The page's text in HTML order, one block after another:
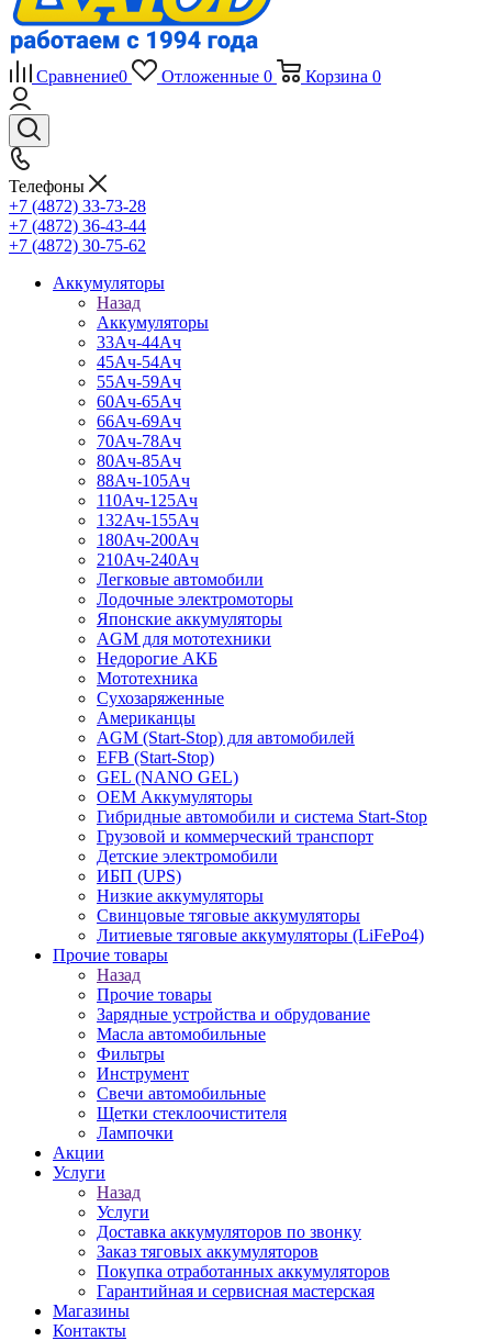
Сравнение0 Отложенные 0 Корзина 0
Телефоны
+7 (4872) 33-73-28
+7 (4872) 36-43-44
+7 (4872) 30-75-62
Аккумуляторы
Назад
Аккумуляторы
33Ач-44Ач
45Ач-54Ач
55Ач-59Ач
60Ач-65Ач
66Ач-69Ач
70Ач-78Ач
80Ач-85Ач
88Ач-105Ач
110Ач-125Ач
132Ач-155Ач
180Ач-200Ач
210Ач-240Ач
Легковые автомобили
Лодочные электромоторы
Японские аккумуляторы
AGM для мототехники
Недорогие АКБ
Мототехника
Сухозаряженные
Американцы
AGM (Start-Stop) для автомобилей
EFB (Start-Stop)
GEL (NANO GEL)
OEM Аккумуляторы
Гибридные автомобили и система Start-Stop
Грузовой и коммерческий транспорт
Детские электромобили
ИБП (UPS)
Низкие аккумуляторы
Свинцовые тяговые аккумуляторы
Литиевые тяговые аккумуляторы (LiFePo4)
Прочие товары
Назад
Прочие товары
Зарядные устройства и обрудование
Масла автомобильные
Фильтры
Инструмент
Свечи автомобильные
Щетки стеклоочистителя
Лампочки
Акции
Услуги
Назад
Услуги
Доставка аккумуляторов по звонку
Заказ тяговых аккумуляторов
Покупка отработанных аккумуляторов
Гарантийная и сервисная мастерская
Магазины
Контакты